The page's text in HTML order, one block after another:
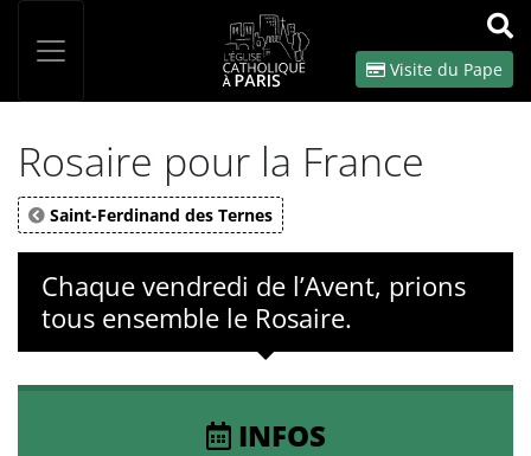
OK
Visite du Pape
Rosaire pour la France
Saint-Ferdinand des Ternes
Chaque vendredi de l’Avent, prions
tous ensemble le Rosaire.
INFOS
Panneau de gestion des cookies